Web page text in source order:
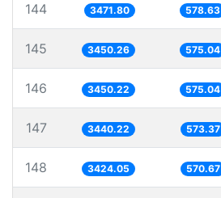
144 3471.80 578.63
145 3450.26 575.04
146 3450.22 575.04
147 3440.22 573.37
148 3424.05 570.67